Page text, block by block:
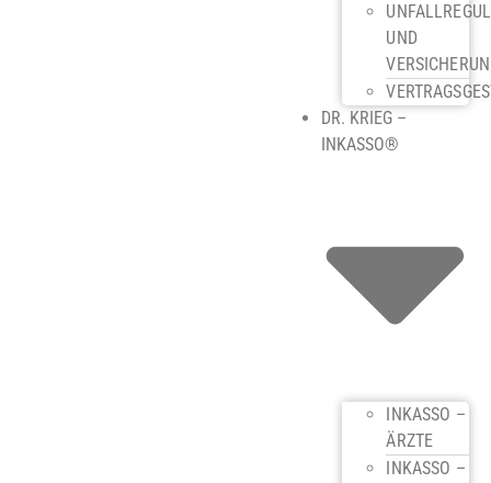
UND
DR. KRIEG –
INKASSO®
INKASSO –
ÄRZTE
INKASSO –